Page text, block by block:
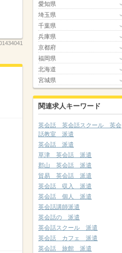
愛知県
埼玉県
千葉県
兵庫県
京都府
福岡県
北海道
宮城県
関連求人キーワード
英会話 英会話スクール 英会
話教室 派遣
英会話 派遣
草津 英会話 派遣
郡山 英会話 派遣
貿易 英会話 派遣
英会話 収入 派遣
英会話 個人 派遣
英会話講師派遣
英会話の 派遣
英会話スクール 派遣
英会話 カフェ 派遣
英会話 旅館 派遣